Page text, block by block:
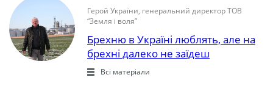
Герой України, генеральний директор ТОВ
“Земля і воля”
Брехню в Україні люблять, але на
брехні далеко не заїдеш
Всі матеріали